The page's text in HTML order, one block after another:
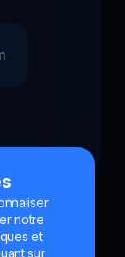
notre
et
sur